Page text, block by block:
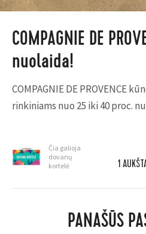
COMPAGNIE DE
nuolaida!
COMPAGNIE DE PROVENCE
rinkiniams nuo 25 iki 40 proc.
Čia galioja
dovanų
kortelė
1
PANAŠŪS